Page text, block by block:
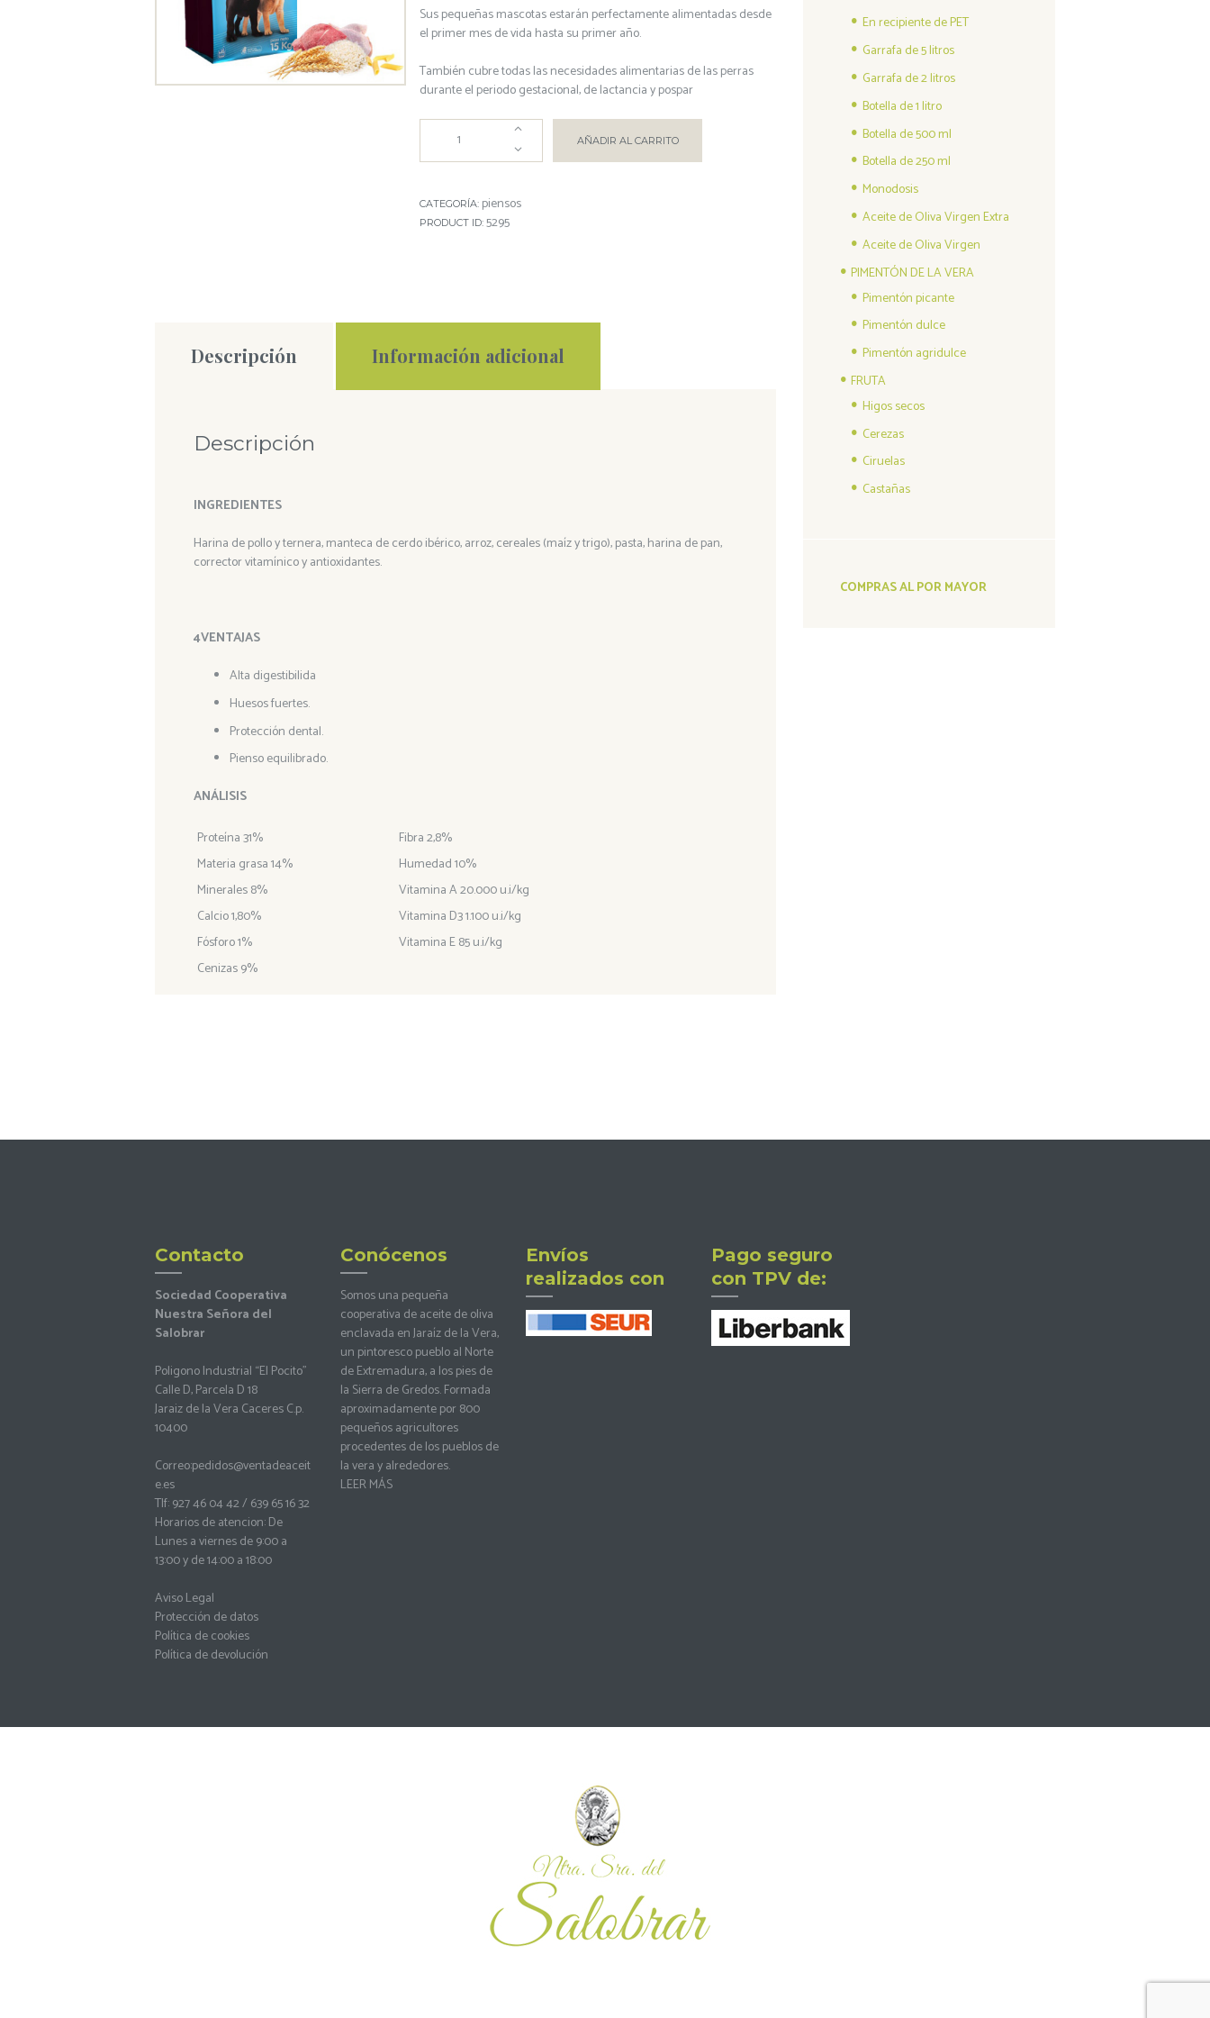
Sus pequeñas mascotas estarán perfectamente alimentadas desde
el primer mes de vida hasta su primer año.
También cubre todas las necesidades alimentarias de las perras
durante el periodo gestacional, de lactancia y pospar
AÑADIR AL CARRITO
CATEGORÍA: piensos
PRODUCT ID: 5295
Descripción Información adicional
Descripción
INGREDIENTES
Harina de pollo y ternera, manteca de cerdo ibérico, arroz, cereales (maíz y trigo), pasta, harina de pan,
corrector vitamínico y antioxidantes.
4VENTAJAS
Alta digestibilida
Huesos fuertes.
Protección dental.
Pienso equilibrado.
ANÁLISIS
Proteína 31%
Fibra 2,8%
Materia grasa 14%
Humedad 10%
Minerales 8%
Vitamina A 20.000 u.i/kg
Calcio 1,80%
Vitamina D3 1.100 u.i/kg
Fósforo 1%
Vitamina E 85 u.i/kg
Cenizas 9%
En recipiente de PET
Garrafa de 5 litros
Garrafa de 2 litros
Botella de 1 litro
Botella de 500 ml
Botella de 250 ml
Monodosis
Aceite de Oliva Virgen Extra
Aceite de Oliva Virgen
PIMENTÓN DE LA VERA
Pimentón picante
Pimentón dulce
Pimentón agridulce
FRUTA
Higos secos
Cerezas
Ciruelas
Castañas
COMPRAS AL POR MAYOR
Contacto
Sociedad Cooperativa
Nuestra Señora del
Salobrar
Poligono Industrial “El Pocito”
Calle D, Parcela D 18
Jaraiz de la Vera Caceres C.p.
10400
Correo:pedidos@ventadeaceit
e.es
Tlf: 927 46 04 42 / 639 65 16 32
Horarios de atencion: De
Lunes a viernes de 9:00 a
13:00 y de 14:00 a 18:00
Aviso Legal
Protección de datos
Política de cookies
Política de devolución
Conócenos
Somos una pequeña
cooperativa de aceite de oliva
enclavada en Jaraíz de la Vera,
un pintoresco pueblo al Norte
de Extremadura, a los pies de
la Sierra de Gredos. Formada
aproximadamente por 800
pequeños agricultores
procedentes de los pueblos de
la vera y alrededores.
LEER MÁS
Envíos
realizados con
Pago seguro
con TPV de: